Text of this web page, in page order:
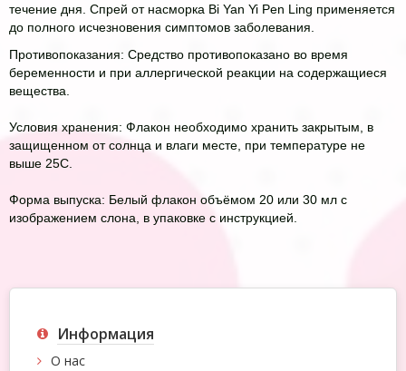
течение дня. Спрей от насморка Bi Yan Yi Pen Ling применяется
до полного исчезновения симптомов заболевания.
Противопоказания: Средство противопоказано во время
беременности и при аллергической реакции на содержащиеся
вещества.
Условия хранения: Флакон необходимо хранить закрытым, в
защищенном от солнца и влаги месте, при температуре не
выше 25С.
Форма выпуска: Белый флакон объёмом 20 или 30 мл с
изображением слона, в упаковке с инструкцией.
Информация
О нас